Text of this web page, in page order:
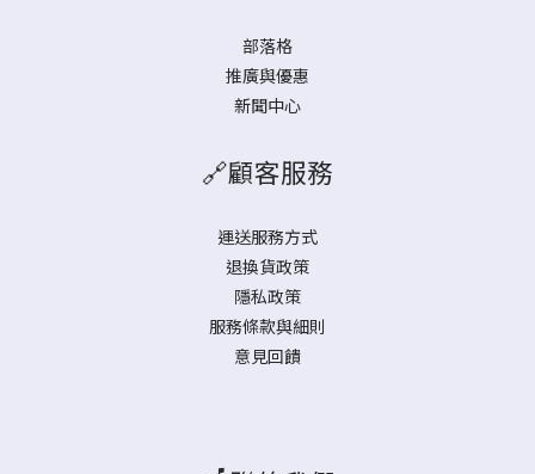
部落格
推廣與優惠
新聞中心
🔗顧客服務
運送服務方式
退換貨政策
隱私政策
服務條款與細則
意見回饋